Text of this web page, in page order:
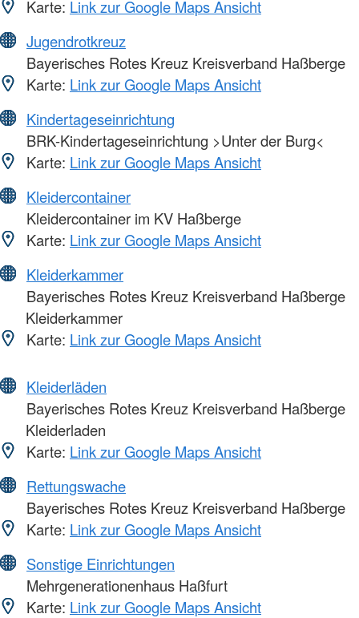
Karte: Link zur Google Maps Ansicht
Jugendrotkreuz
Bayerisches Rotes Kreuz Kreisverband Haßberge
Karte: Link zur Google Maps Ansicht
Kindertageseinrichtung
BRK-Kindertageseinrichtung >Unter der Burg<
Karte: Link zur Google Maps Ansicht
Kleidercontainer
Kleidercontainer im KV Haßberge
Karte: Link zur Google Maps Ansicht
Kleiderkammer
Bayerisches Rotes Kreuz Kreisverband Haßberge
Kleiderkammer
Karte: Link zur Google Maps Ansicht
Kleiderläden
Bayerisches Rotes Kreuz Kreisverband Haßberge
Kleiderladen
Karte: Link zur Google Maps Ansicht
Rettungswache
Bayerisches Rotes Kreuz Kreisverband Haßberge
Karte: Link zur Google Maps Ansicht
Sonstige Einrichtungen
Mehrgenerationenhaus Haßfurt
Karte: Link zur Google Maps Ansicht